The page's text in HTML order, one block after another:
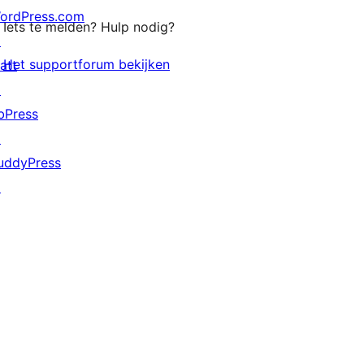
Iets te melden? Hulp nodig?
Het supportforum bekijken